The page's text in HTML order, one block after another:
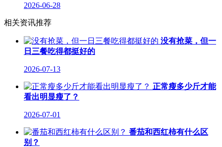
2026-06-28
相关资讯推荐
没有抢菜，但一
日三餐吃得都挺好的
2026-07-13
正常瘦多少斤才能
看出明显瘦了？
2026-07-01
番茄和西红柿有什么区
别？